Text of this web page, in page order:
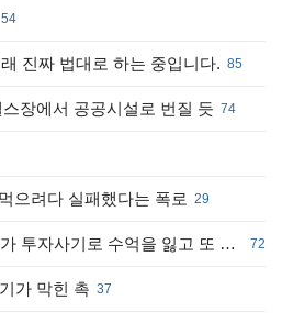
수작업조립 V6터보엔진,우핸들 쿠페
현대 더 뉴 그랜저 하이브리드 1.6
기아 레이 1.0 프레스티지
54
래 진짜 법대로 하는 중입니다. 85
장에서 공공시설로 번질 듯 74
으려다 실패했다는 폭로 29
40대 가장입니다. 아내가 투자사기로 수억을 잃고 또 몰래 3,800만원을 대출받았습니다 72
가 막힌 촉 37